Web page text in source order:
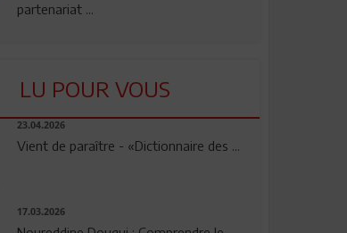
partenariat ...
LU POUR VOUS
23.04.2026
Vient de paraître - «Dictionnaire des ...
17.03.2026